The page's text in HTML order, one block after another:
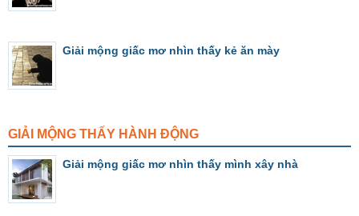
Giải mộng giấc mơ nhìn thấy kẻ ăn mày
GIẢI MỘNG THẤY HÀNH ĐỘNG
Giải mộng giấc mơ nhìn thấy mình xây nhà